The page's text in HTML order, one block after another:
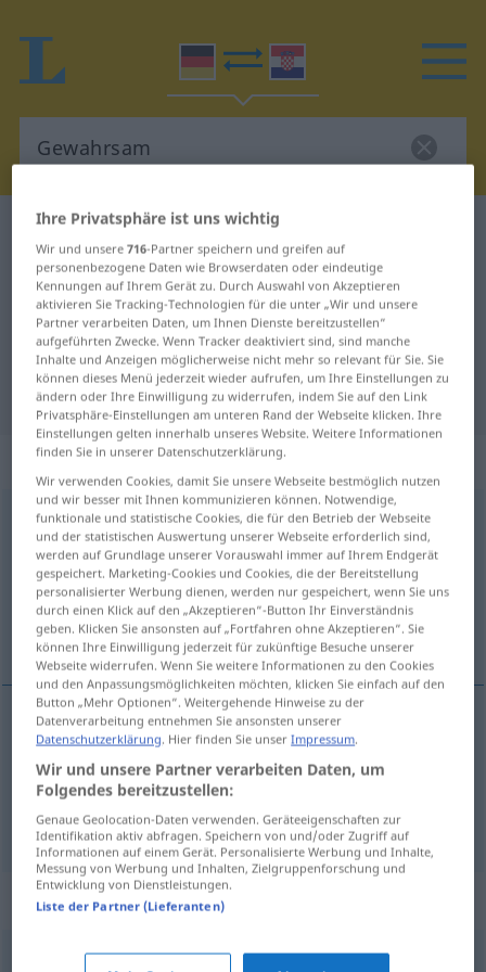
Deutsch-Kroatisch Wörterbuch
Deutsch-Kroatisch Übersetzung für
"Gewahrsam"
"Gewahrsam" Kroatisch
Übersetzung
„Gewahrsam“: Maskulinum
Gewahrsamm
Übersicht aller Übersetzungen
(Für mehr Details die Übersetzung anklicken/antippen)
pritvoriti
Beispiele
in Gewahrsamnehmen
pritvoriti(-arati)
Synonyme für "Gewahrsam"
Ihre Privatsphäre ist uns wichtig
Wir und unsere716-Partner speichern und greifen auf
personenbezogene Daten wie Browserdaten oder eindeutige
Kennungen auf Ihrem Gerät zu. Durch Auswahl von Akzeptieren
aktivieren Sie Tracking-Technologien für die unter „Wir und unsere
Partner verarbeiten Daten, um Ihnen Dienste bereitzustellen“
aufgeführten Zwecke. Wenn Tracker deaktiviert sind, sind manche
Inhalte und Anzeigen möglicherweise nicht mehr so relevant für Sie. Sie
können dieses Menü jederzeit wieder aufrufen, um Ihre Einstellungen zu
ändern oder Ihre Einwilligung zu widerrufen, indem Sie auf den Link
Privatsphäre-Einstellungen am unteren Rand der Webseite klicken. Ihre
Einstellungen gelten innerhalb unseres Website. Weitere Informationen
finden Sie in unserer Datenschutzerklärung.
Wir verwenden Cookies, damit Sie unsere Webseite bestmöglich nutzen
und wir besser mit Ihnen kommunizieren können. Notwendige,
funktionale und statistische Cookies, die für den Betrieb der Webseite
und der statistischen Auswertung unserer Webseite erforderlich sind,
werden auf Grundlage unserer Vorauswahl immer auf Ihrem Endgerät
gespeichert. Marketing-Cookies und Cookies, die der Bereitstellung
personalisierter Werbung dienen, werden nur gespeichert, wenn Sie uns
durch einen Klick auf den „Akzeptieren“-Button Ihr Einverständnis
geben. Klicken Sie ansonsten auf „Fortfahren ohne Akzeptieren“. Sie
können Ihre Einwilligung jederzeit für zukünftige Besuche unserer
Webseite widerrufen. Wenn Sie weitere Informationen zu den Cookies
und den Anpassungsmöglichkeiten möchten, klicken Sie einfach auf den
Button „Mehr Optionen“. Weitergehende Hinweise zu der
Datenverarbeitung entnehmen Sie ansonsten unserer
Datenschutzerklärung. Hier finden Sie unserImpressum.
Wir und unsere Partner verarbeiten Daten, um
Folgendes bereitzustellen:
Genaue Geolocation-Daten verwenden. Geräteeigenschaften zur
Identifikation aktiv abfragen. Speichern von und/oder Zugriff auf
Informationen auf einem Gerät. Personalisierte Werbung und Inhalte,
Messung von Werbung und Inhalten, Zielgruppenforschung und
Entwicklung von Dienstleistungen.
Liste der Partner (Lieferanten)